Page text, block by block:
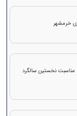
خرمشهر
مناسبت نخستین سالگرد